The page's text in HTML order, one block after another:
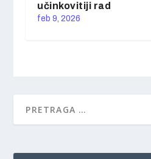
učinkovitiji rad
feb 9, 2026